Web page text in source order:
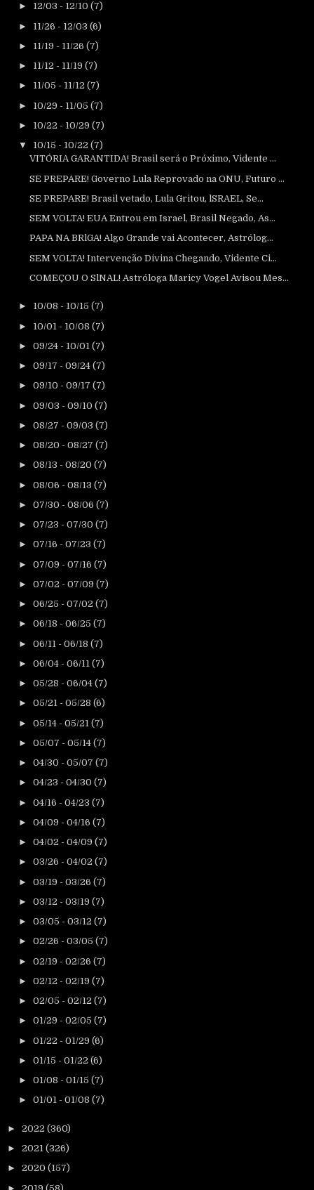
► 12/03 - 12/10 (7)
► 11/26 - 12/03 (6)
► 11/19 - 11/26 (7)
► 11/12 - 11/19 (7)
► 11/05 - 11/12 (7)
► 10/29 - 11/05 (7)
► 10/22 - 10/29 (7)
▼ 10/15 - 10/22 (7)
VITÓRIA GARANTIDA! Brasil será o Próximo, Vidente ...
SE PREPARE! Governo Lula Reprovado na ONU, Futuro ...
SE PREPARE! Brasil vetado, Lula Gritou, lSRAEL, Se...
SEM VOLTA! EUA Entrou em Israel, Brasil Negado, As...
PAPA NA BRlGA! Algo Grande vai Acontecer, Astrólog...
SEM VOLTA! Intervenção Divina Chegando, Vidente Ci...
COMEÇOU O SlNAL! Astróloga Maricy Vogel Avisou Mes...
► 10/08 - 10/15 (7)
► 10/01 - 10/08 (7)
► 09/24 - 10/01 (7)
► 09/17 - 09/24 (7)
► 09/10 - 09/17 (7)
► 09/03 - 09/10 (7)
► 08/27 - 09/03 (7)
► 08/20 - 08/27 (7)
► 08/13 - 08/20 (7)
► 08/06 - 08/13 (7)
► 07/30 - 08/06 (7)
► 07/23 - 07/30 (7)
► 07/16 - 07/23 (7)
► 07/09 - 07/16 (7)
► 07/02 - 07/09 (7)
► 06/25 - 07/02 (7)
► 06/18 - 06/25 (7)
► 06/11 - 06/18 (7)
► 06/04 - 06/11 (7)
► 05/28 - 06/04 (7)
► 05/21 - 05/28 (6)
► 05/14 - 05/21 (7)
► 05/07 - 05/14 (7)
► 04/30 - 05/07 (7)
► 04/23 - 04/30 (7)
► 04/16 - 04/23 (7)
► 04/09 - 04/16 (7)
► 04/02 - 04/09 (7)
► 03/26 - 04/02 (7)
► 03/19 - 03/26 (7)
► 03/12 - 03/19 (7)
► 03/05 - 03/12 (7)
► 02/26 - 03/05 (7)
► 02/19 - 02/26 (7)
► 02/12 - 02/19 (7)
► 02/05 - 02/12 (7)
► 01/29 - 02/05 (7)
► 01/22 - 01/29 (6)
► 01/15 - 01/22 (6)
► 01/08 - 01/15 (7)
► 01/01 - 01/08 (7)
► 2022 (360)
► 2021 (326)
► 2020 (157)